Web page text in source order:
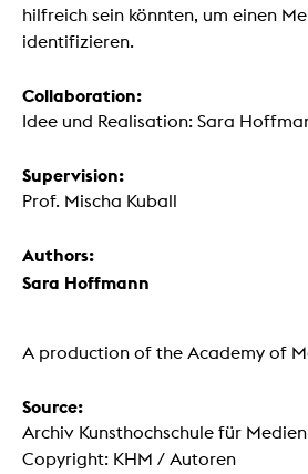
hilfreich sein könnten, um einen
identifizieren.
Collaboration:
Idee und Realisation: Sara
Supervision:
Prof. Mischa Kuball
Authors:
Sara Hoffmann
A production of the Academy of
Source:
Archiv Kunsthochschule für
Copyright: KHM / Autoren